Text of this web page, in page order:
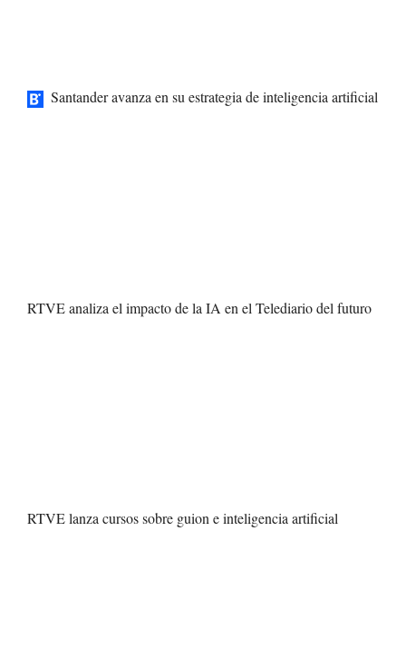
Santander avanza en su estrategia de inteligencia artificial
RTVE analiza el impacto de la IA en el Telediario del futuro
RTVE lanza cursos sobre guion e inteligencia artificial